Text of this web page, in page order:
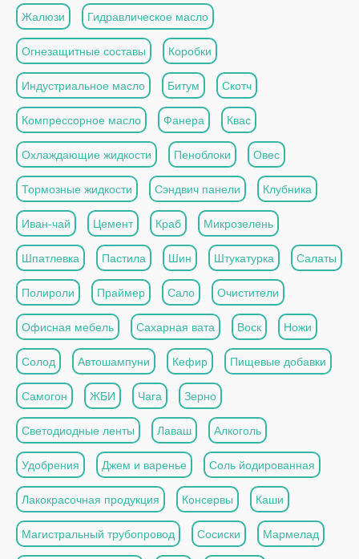
Жалюзи Гидравлическое масло
Огнезащитные составы Коробки
Индустриальное масло Битум Скотч
Компрессорное масло Фанера Квас
Охлаждающие жидкости Пеноблоки Овес
Тормозные жидкости Сэндвич панели Клубника
Иван-чай Цемент Краб Микрозелень
Шпатлевка Пастила Шин Штукатурка Салаты
Полироли Праймер Сало Очистители
Офисная мебель Сахарная вата Воск Ножи
Солод Автошампуни Кефир Пищевые добавки
Самогон ЖБИ Чага Зерно
Светодиодные ленты Лаваш Алкоголь
Удобрения Джем и варенье Соль йодированная
Лакокрасочная продукция Консервы Каши
Магистральный трубопровод Сосиски Мармелад